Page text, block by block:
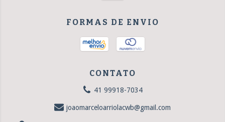
FORMAS DE ENVIO
CONTATO
41 99918-7034
joaomarceloarriolacwb@gmail.com